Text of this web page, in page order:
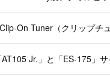
On Tuner（クリップチュ
Jr.」と「ES-175」